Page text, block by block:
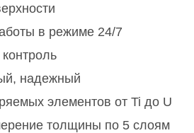
в режиме 24/7
надежный
элементов от Ti до U
толщины по 5 слоям